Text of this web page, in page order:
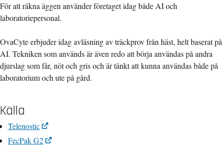
För att räkna äggen använder företaget idag både AI och
laboratoriepersonal.
OvaCyte erbjuder idag avläsning av träckprov från häst, helt baserat på
AI. Tekniken som används är även redo att börja användas på andra
djurslag som får, nöt och gris och är tänkt att kunna användas både på
laboratorium och ute på gård.
Källa
Telenostic
FecPak G2